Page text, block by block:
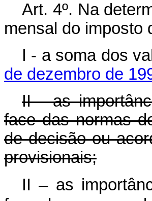
Art. 4º. Na
mensal do imposto
I - a soma dos
de dezembro de
II - as
face das normas
de decisão ou
provisionais;
II – as